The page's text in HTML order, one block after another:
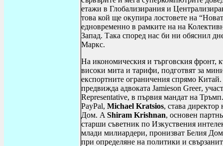
етажи в Глобализирания и
това кой ще окупира лостовете на
едновременно в рамките на на
Запад. Така според нас би ни обяснил
Маркс.
На икономическия и търговския фронт,
високи мита и тарифи, подготвят за
експортните ограничения спрямо
предвижда адвоката Jamieson Greer,
Representative, в първия мандат на
PayPal, Michael Kratsios, става
Дом. A Shiram Krishnan, основен
старши съветник по Изкуствения
млади милиардери, пронизват Белия
при определяне на политики и